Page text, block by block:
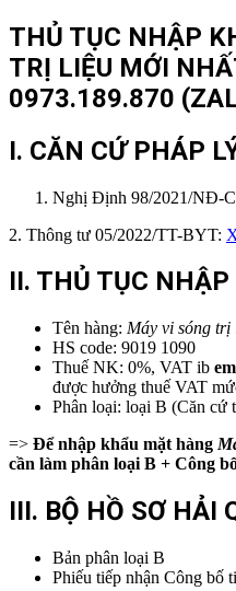
THỦ TỤC NHẬP
TRỊ LIỆU MỚI
0973.189.870
I. CĂN CỨ PHÁP
Nghị Định 98/2021/NĐ-
2. Thông tư 05/2022/TT-BYT:
II. THỦ TỤC NHẬP
Tên hàng: Máy vi sóng trị
HS code: 9019 1090
Thuế NK: 0%, VAT ib em
được hưởng thuế VAT
Phân loại: loại B (Căn
=> Để nhập khẩu mặt hàng
cần làm phân loại B + Công
III. BỘ HỒ SƠ HẢI
Bản phân loại B
Phiếu tiếp nhận Công bố